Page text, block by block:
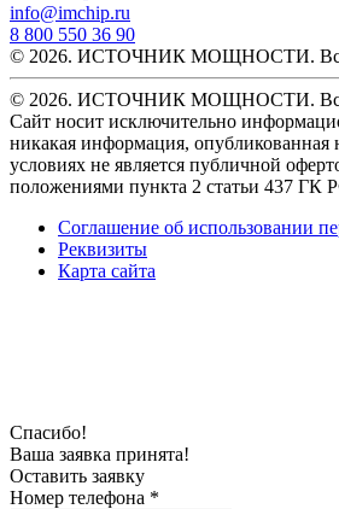
info@imchip.ru
8 800 550 36 90
© 2026. ИСТОЧНИК МОЩНОСТИ. Все
© 2026. ИСТОЧНИК МОЩНОСТИ. Все
Сайт носит исключительно
никакая информация,
условиях не является публичной
положениями пункта 2 статьи 437 ГК
Соглашение об использовании
Реквизиты
Карта сайта
Спасибо!
Ваша заявка принята!
Оставить заявку
Номер телефона *